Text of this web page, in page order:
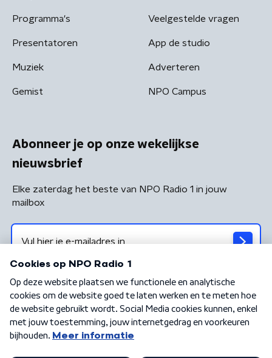
Programma's
Presentatoren
Muziek
Gemist
Veelgestelde vragen
App de studio
Adverteren
NPO Campus
Abonneer je op onze wekelijkse
nieuwsbrief
Elke zaterdag het beste van NPO Radio 1 in jouw
mailbox
Algemene voorwaarden